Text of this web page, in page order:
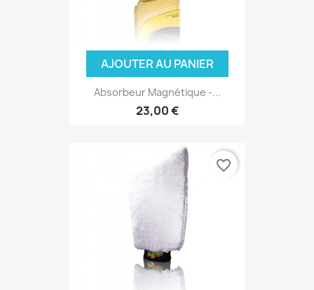
AJOUTER AU PANIER
Absorbeur Magnétique -...
23,00 €
favorite_border